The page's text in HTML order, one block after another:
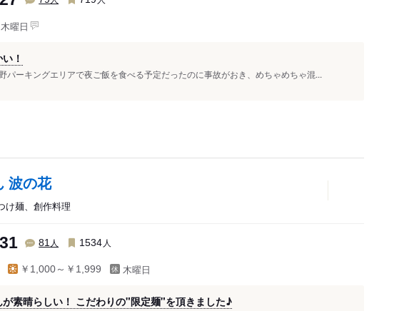
木曜日
！
パーキングエリアで夜ご飯を食べる予定だったのに事故がおき、めちゃめちゃ混...
波の花
け麺、創作料理
81 人 1534 人
￥1,000～￥1,999 木曜日
素晴らしい！ こだわりの"限定麺"を頂きました♪